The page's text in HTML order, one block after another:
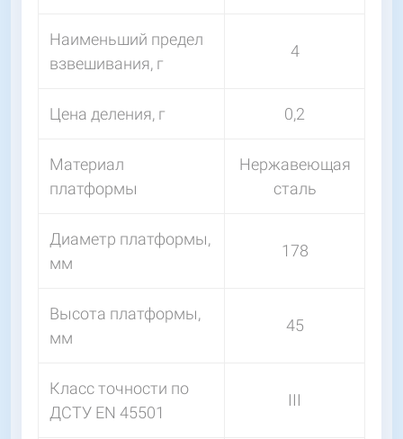
Наименьший предел
взвешивания, г
4
Цена деления, г 0,2
Материал
платформы
Нержавеющая
сталь
Диаметр платформы,
мм
178
Высота платформы,
мм
45
Класс точности по
ДСТУ EN 45501
III